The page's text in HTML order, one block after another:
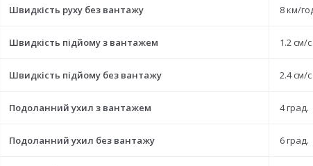
Швидкість руху без вантажу 8 км/
Швидкість підйому з вантажем 1.2 см/с
Швидкість підйому без вантажу 2.4 см/с
Подоланний ухил з вантажем 4 град.
Подоланний ухил без вантажу 6 град.